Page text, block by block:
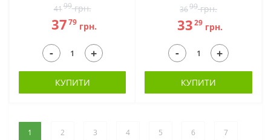
4199грн.
3779грн.
- +
КУПИТИ
3699грн.
3329 грн.
- +
КУПИТИ
1 2 3 4 5 6 7